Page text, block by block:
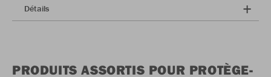
Détails
PRODUITS ASSORTIS POUR PROTÈGE-